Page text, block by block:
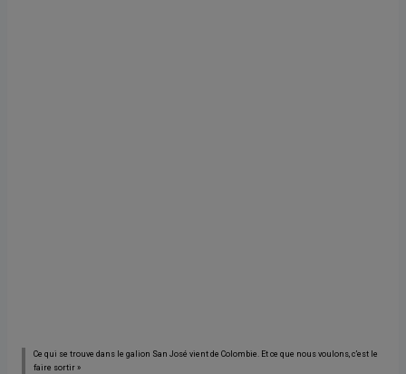
Ce qui se trouve dans le galion San José vient de Colombie. Et ce que nous voulons, c’est le
faire sortir »